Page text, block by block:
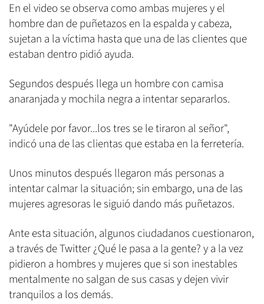
En el video se observa como ambas mujeres y el
hombre dan de puñetazos en la espalda y cabeza,
sujetan a la víctima hasta que una de las clientes que
estaban dentro pidió ayuda.
Segundos después llega un hombre con camisa
anaranjada y mochila negra a intentar separarlos.
"Ayúdele por favor...los tres se le tiraron al señor",
indicó una de las clientas que estaba en la ferretería.
Unos minutos después llegaron más personas a
intentar calmar la situación; sin embargo, una de las
mujeres agresoras le siguió dando más puñetazos.
Ante esta situación, algunos ciudadanos cuestionaron,
a través de Twitter ¿Qué le pasa a la gente? y a la vez
pidieron a hombres y mujeres que si son inestables
mentalmente no salgan de sus casas y dejen vivir
tranquilos a los demás.